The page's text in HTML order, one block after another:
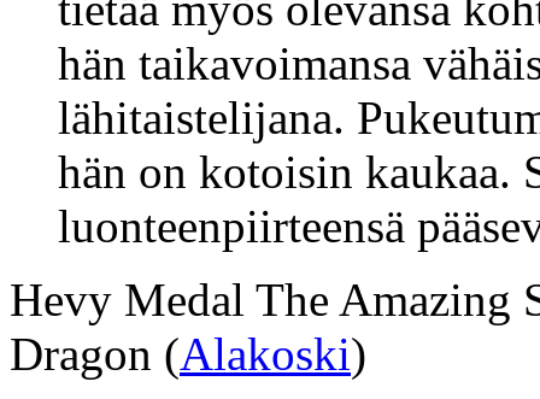
hän taikavoimansa
lähitaistelijana.
hän on kotoisin
luonteenpiirteensä
Hevy Medal The Amazing
Dragon (Alakoski)